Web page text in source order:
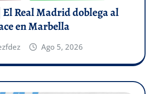
Real Madrid doblega al
en Marbella
Ago 5, 2026